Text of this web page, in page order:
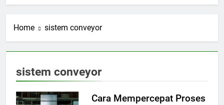
Home sistem conveyor
sistem conveyor
Cara Mempercepat Proses